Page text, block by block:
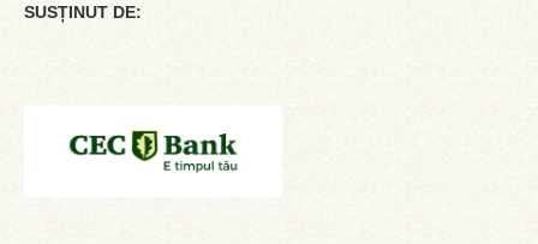
SUSȚINUT DE: